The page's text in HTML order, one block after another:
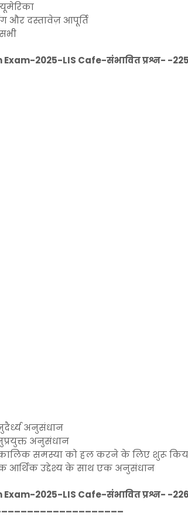
और दस्तावेज़ आपूर्ति
2025-LIS Cafe-संभावित प्रश्न- -225
अनुसंधान
अनुसंधान
समस्या को हल करने के लिए शुरू
आर्थिक उद्देश्य के साथ एक अनुसंधान
Exam-2025-LIS Cafe-संभावित प्रश्न- -